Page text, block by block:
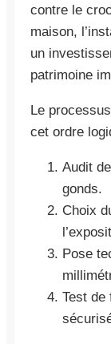
contre le
maison,
un
patrimoine
Le
cet ordre
Audit
gonds.
Choix
Pose
Test de